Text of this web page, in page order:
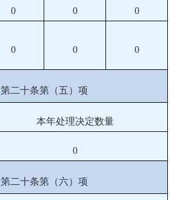
0 0 0
0 0 0
第二十条第（五）项
本年处理决定数量
0
第二十条第（六）项